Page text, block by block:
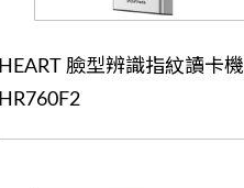
HEART 臉型辨識指紋讀卡機
HR760F2